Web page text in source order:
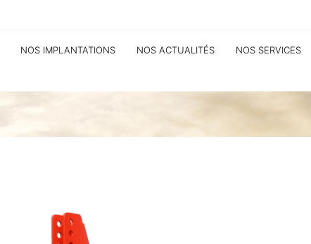
NOS IMPLANTATIONS NOS ACTUALITÉS NOS SERVICES